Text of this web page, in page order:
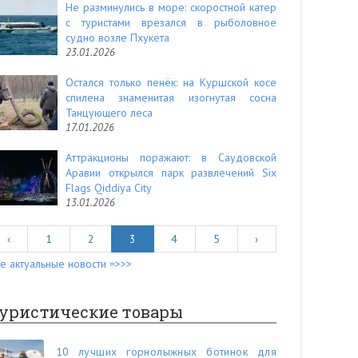
Не разминулись в море: скоростной катер
с туристами врезался в рыболовное
судно возле Пхукета
23.01.2026
Остался только пенёк: на Куршской косе
спилена знаменитая изогнутая сосна
Танцующего леса
17.01.2026
Аттракционы поражают: в Саудовской
Аравии открылся парк развлечений Six
Flags Qiddiya City
13.01.2026
‹ 1 2 3 4 5
›
актуальные новости =>>>
товары
10 лучших горнолыжных ботинок для